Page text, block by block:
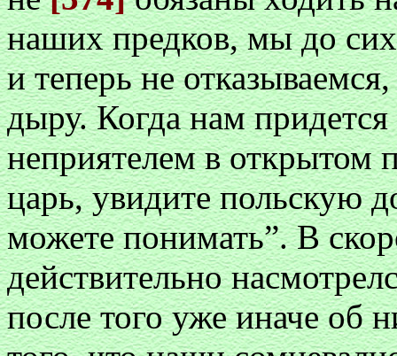
наших предков, мы до сих
и теперь не
дыру. Когда нам придется
неприятелем в открытом
царь, увидите польскую
можете понимать”. В
действительно
после того уже иначе об